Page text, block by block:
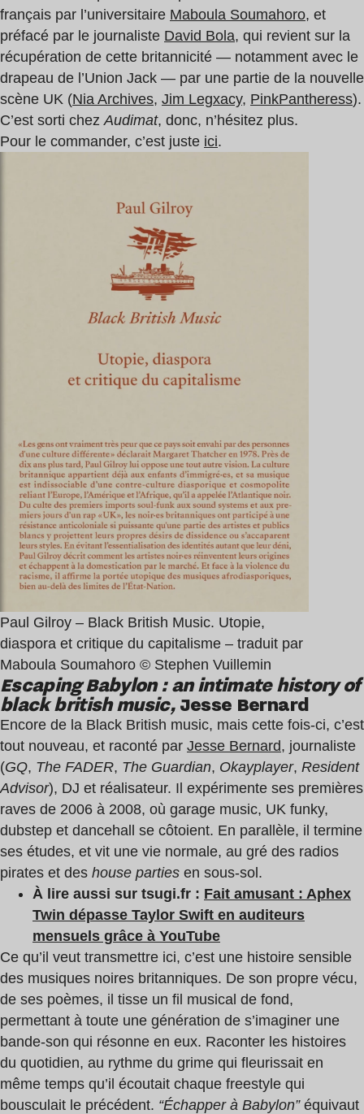
français par l’universitaire Maboula Soumahoro, et
préfacé par le journaliste David Bola, qui revient sur la
récupération de cette britannicité — notamment avec le
drapeau de l’Union Jack — par une partie de la nouvelle
scène UK (Nia Archives, Jim Legxacy, PinkPantheress).
C’est sorti chez Audimat, donc, n’hésitez plus.
Pour le commander, c’est juste ici.
Paul Gilroy – Black British Music. Utopie,
diaspora et critique du capitalisme – traduit par
Maboula Soumahoro © Stephen Vuillemin
Escaping Babylon : an intimate history of
black british music,Jesse Bernard
Encore de la Black British music, mais cette fois-ci, c’est
tout nouveau, et raconté par Jesse Bernard, journaliste
(GQ, The FADER, The Guardian, Okayplayer, Resident
Advisor), DJ et réalisateur. Il expérimente ses premières
raves de 2006 à 2008, où garage music, UK funky,
dubstep et dancehall se côtoient. En parallèle, il termine
ses études, et vit une vie normale, au gré des radios
pirates et des house parties en sous-sol.
À lire aussi sur tsugi.fr : Fait amusant : Aphex
Twin dépasse Taylor Swift en auditeurs
mensuels grâce à YouTube
Ce qu’il veut transmettre ici, c’est une histoire sensible
des musiques noires britanniques. De son propre vécu,
de ses poèmes, il tisse un fil musical de fond,
permettant à toute une génération de s’imaginer une
bande-son qui résonne en eux. Raconter les histoires
du quotidien, au rythme du grime qui fleurissait en
même temps qu’il écoutait chaque freestyle qui
bousculait le précédent. “Échapper à Babylon”équivaut